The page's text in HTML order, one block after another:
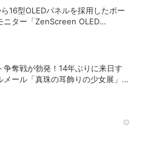
16型OLEDパネルを採用したポー
ニター「ZenScreen OLED
争奪戦が勃発！14年ぶりに来日す
メール「真珠の耳飾りの少女展」の